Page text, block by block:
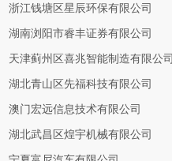
浙江钱塘区星辰环保有限公司
湖南浏阳市睿丰证券有限公司
天津蓟州区喜兆智能制造有限公司
湖北青山区先福科技有限公司
澳门宏远信息技术有限公司
湖北武昌区煌宇机械有限公司